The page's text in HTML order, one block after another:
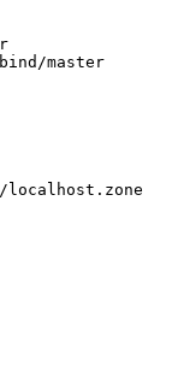
master
localhost.zone